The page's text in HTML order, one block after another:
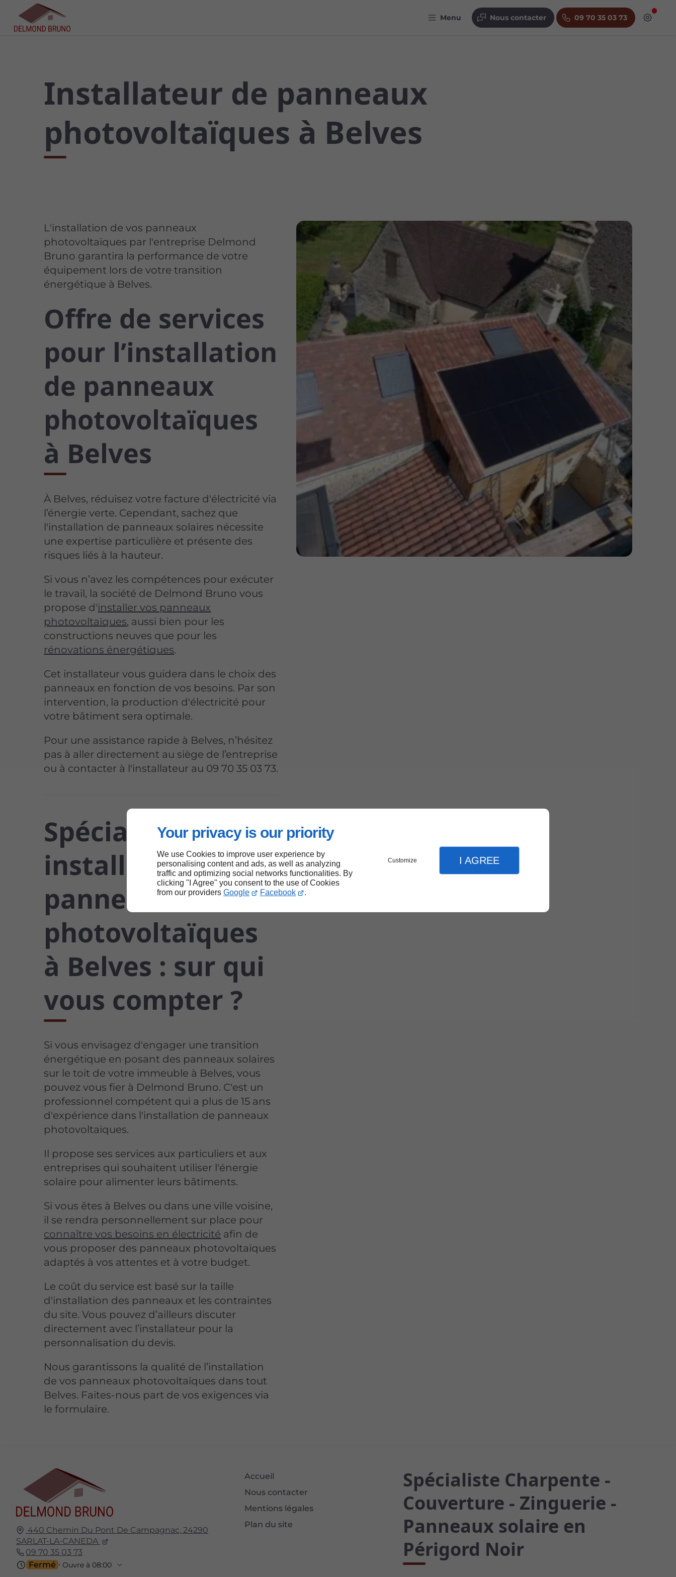
Your privacy is our priority
We use Cookies to improve user experience by
personalising content and ads, as well as analyzing
traffic and optimizing social networks functionalities. By
clicking "I Agree" you consent to the use of Cookies
from our providers Google Facebook .
Customize I AGREE
Menu Nous contacter 09 70 35 03 73
Installateur de panneaux
photovoltaïques à Belves
L'installation de vos panneaux
photovoltaïques par l'entreprise Delmond
Bruno garantira la performance de votre
équipement lors de votre transition
énergétique à Belves.
Offre de services
pour l’installation
de panneaux
photovoltaïques
à Belves
À Belves, réduisez votre facture d'électricité via
l’énergie verte. Cependant, sachez que
l'installation de panneaux solaires nécessite
une expertise particulière et présente des
risques liés à la hauteur.
Si vous n’avez les compétences pour exécuter
le travail, la société de Delmond Bruno vous
propose d'installer vos panneaux
photovoltaïques, aussi bien pour les
constructions neuves que pour les
rénovations énergétiques.
Cet installateur vous guidera dans le choix des
panneaux en fonction de vos besoins. Par son
intervention, la production d'électricité pour
votre bâtiment sera optimale.
Pour une assistance rapide à Belves, n’hésitez
pas à aller directement au siège de l’entreprise
ou à contacter à l'installateur au 09 70 35 03 73.
Spécialiste en
installation de
panneaux
photovoltaïques
à Belves : sur qui
vous compter ?
Si vous envisagez d'engager une transition
énergétique en posant des panneaux solaires
sur le toit de votre immeuble à Belves, vous
pouvez vous fier à Delmond Bruno. C'est un
professionnel compétent qui a plus de 15 ans
d'expérience dans l'installation de panneaux
photovoltaïques.
Il propose ses services aux particuliers et aux
entreprises qui souhaitent utiliser l'énergie
solaire pour alimenter leurs bâtiments.
Si vous êtes à Belves ou dans une ville voisine,
il se rendra personnellement sur place pour
connaître vos besoins en électricité afin de
vous proposer des panneaux photovoltaïques
adaptés à vos attentes et à votre budget.
Le coût du service est basé sur la taille
d'installation des panneaux et les contraintes
du site. Vous pouvez d’ailleurs discuter
directement avec l’installateur pour la
personnalisation du devis.
Nous garantissons la qualité de l’installation
de vos panneaux photovoltaïques dans tout
Belves. Faites-nous part de vos exigences via
le formulaire.
440 Chemin Du Pont De Campagnac, 24290
SARLAT-LA-CANEDA
09 70 35 03 73
Fermé ⋅ Ouvre à 08:00
Accueil
Nous contacter
Mentions légales
Plan du site
Spécialiste Charpente -
Couverture - Zinguerie -
Panneaux solaire en
Périgord Noir